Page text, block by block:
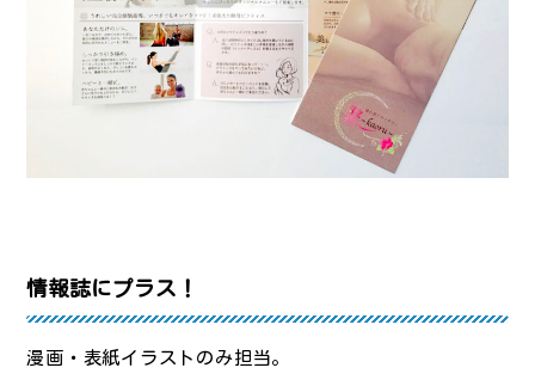
情報誌にプラス！
漫画・表紙イラストのみ担当。